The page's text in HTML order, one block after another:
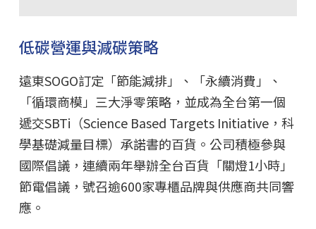
低碳營運與減碳策略
遠東SOGO訂定「節能減排」、「永續消費」、
「循環商模」三大淨零策略，並成為全台第一個
遞交SBTi（Science Based Targets Initiative，科
學基礎減量目標）承諾書的百貨。公司積極參與
國際倡議，連續兩年舉辦全台百貨「關燈1小時」
節電倡議，號召逾600家專櫃品牌與供應商共同響
應。